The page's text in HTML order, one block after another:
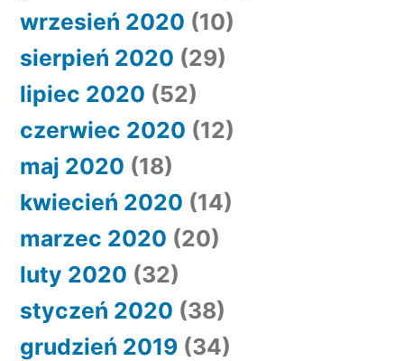
wrzesień 2020 (10)
sierpień 2020 (29)
lipiec 2020 (52)
czerwiec 2020 (12)
maj 2020 (18)
kwiecień 2020 (14)
marzec 2020 (20)
luty 2020 (32)
styczeń 2020 (38)
grudzień 2019 (34)